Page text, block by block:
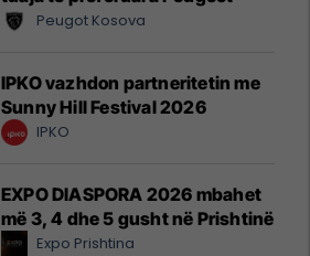
Peugot Kosova
IPKO vazhdon partneritetin me
Sunny Hill Festival 2026
IPKO
EXPO DIASPORA 2026 mbahet
më 3, 4 dhe 5 gusht në Prishtinë
Expo Prishtina